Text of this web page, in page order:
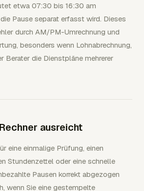
etwa 07:30 bis 16:30 am
Pause separat erfasst wird. Dieses
durch AM/PM-Umrechnung und
besonders wenn Lohnabrechnung,
Berater die Dienstpläne mehrerer
ausreicht
eine einmalige Prüfung, einen
Stundenzettel oder eine schnelle
Pausen korrekt abgezogen
wenn Sie eine gestempelte